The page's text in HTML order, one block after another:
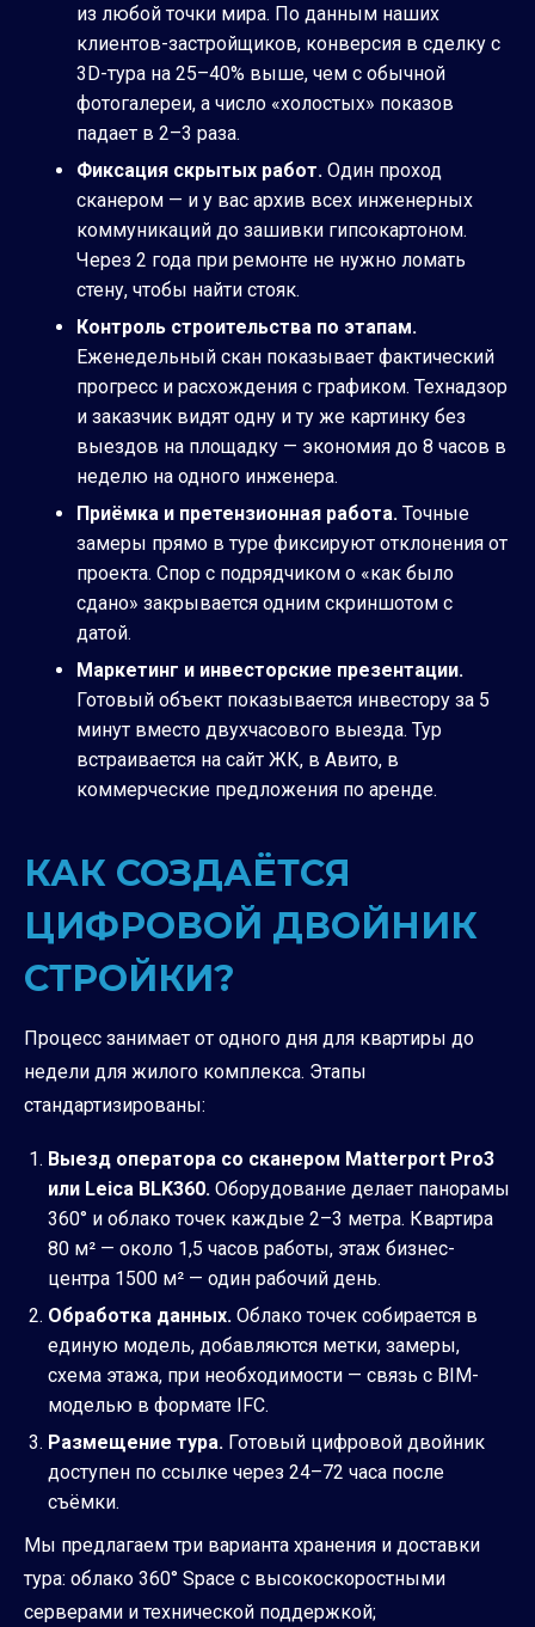
из любой точки мира. По данным наших
клиентов-застройщиков, конверсия в сделку с
3D-тура на 25–40% выше, чем с обычной
фотогалереи, а число «холостых» показов
падает в 2–3 раза.
Фиксация скрытых работ. Один проход
сканером — и у вас архив всех инженерных
коммуникаций до зашивки гипсокартоном.
Через 2 года при ремонте не нужно ломать
стену, чтобы найти стояк.
Контроль строительства по этапам.
Еженедельный скан показывает фактический
прогресс и расхождения с графиком. Технадзор
и заказчик видят одну и ту же картинку без
выездов на площадку — экономия до 8 часов в
неделю на одного инженера.
Приёмка и претензионная работа. Точные
замеры прямо в туре фиксируют отклонения от
проекта. Спор с подрядчиком о «как было
сдано» закрывается одним скриншотом с
датой.
Маркетинг и инвесторские презентации.
Готовый объект показывается инвестору за 5
минут вместо двухчасового выезда. Тур
встраивается на сайт ЖК, в Авито, в
коммерческие предложения по аренде.
КАК СОЗДАЁТСЯ
ЦИФРОВОЙ ДВОЙНИК
СТРОЙКИ?
Процесс занимает от одного дня для квартиры до
недели для жилого комплекса. Этапы
стандартизированы:
Выезд оператора со сканером Matterport Pro3
или Leica BLK360. Оборудование делает панорамы
360° и облако точек каждые 2–3 метра. Квартира
80 м² — около 1,5 часов работы, этаж бизнес-
центра 1500 м² — один рабочий день.
Обработка данных. Облако точек собирается в
единую модель, добавляются метки, замеры,
схема этажа, при необходимости — связь с BIM-
моделью в формате IFC.
Размещение тура. Готовый цифровой двойник
доступен по ссылке через 24–72 часа после
съёмки.
Мы предлагаем три варианта хранения и доставки
тура: облако 360° Space с высокоскоростными
серверами и технической поддержкой;